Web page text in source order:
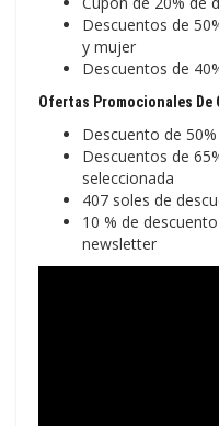
Descuentos de
y mujer
Descuentos de
Ofertas Promocionales De
Descuento de
Descuentos de
seleccionada
407 soles de
10 % de
newsletter